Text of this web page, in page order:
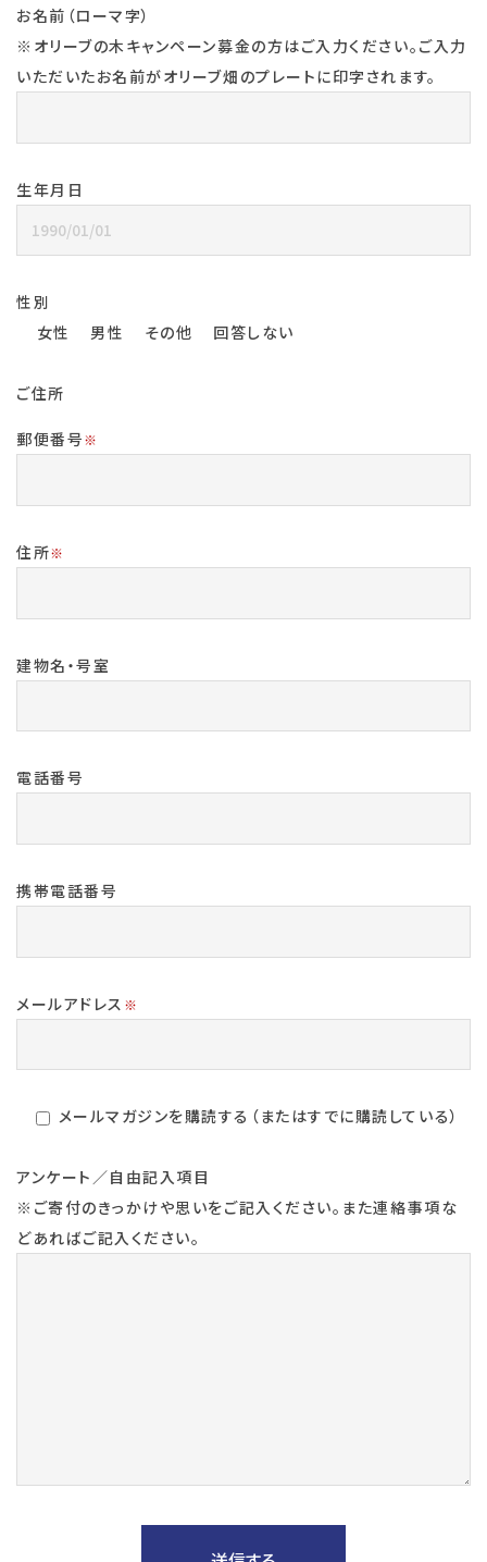
お名前（ローマ字）
※オリーブの木キャンペーン募金の方はご入力ください。ご入力
いただいたお名前がオリーブ畑のプレートに印字されます。
生年月日
性別
女性
男性 その他 回答しない
ご住所
郵便番号※
住所※
建物名・号室
電話番号
携帯電話番号
メールアドレス ※
メールマガジンを購読する（またはすでに購読している）
アンケート／自由記入項目
※ご寄付のきっかけや思いをご記入ください。また連絡事項な
どあればご記入ください。